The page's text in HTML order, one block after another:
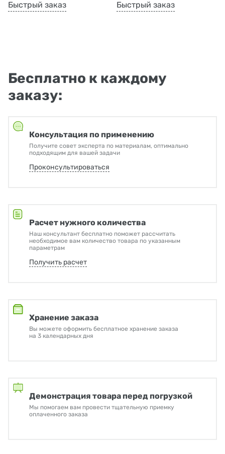
Быстрый заказ Быстрый заказ
Бесплатно к каждому
заказу:
Консультация по применению
Получите совет эксперта по материалам, оптимально
подходящим для вашей задачи
Проконсультироваться
Расчет нужного количества
Наш консультант бесплатно поможет рассчитать
необходимое вам количество товара по указанным
параметрам
Получить расчет
Хранение заказа
Вы можете оформить бесплатное хранение заказа
на 3 календарных дня
Демонстрация товара перед погрузкой
Мы помогаем вам провести тщательную приемку
оплаченного заказа